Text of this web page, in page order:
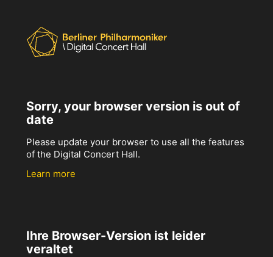
Sorry, your browser version is out of
date
Please update your browser to use all the features
of the Digital Concert Hall.
Learn more
Ihre Browser-Version ist leider
veraltet